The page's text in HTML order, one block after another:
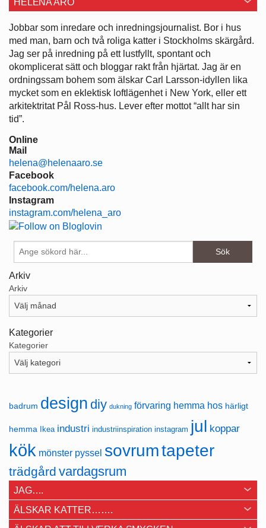
Jobbar som inredare och ­inredningsjournalist. Bor i hus
med man, barn och två roliga katter i ­Stockholms skärgård.
Jag ser på ­inredning på ett lustfyllt, spontant och
okomplicerat sätt och bloggar rakt från hjärtat. Jag är en
ordningssam bohem som älskar Carl Larsson-idyllen lika
mycket som en eklektisk loftlägenhet i New York, eller ett
arkitektritat Pål Ross-hus. Lever efter mottot “allt har sin
tid”.
Online
Mail
helena@helenaaro.se
Facebook
facebook.com/helena.aro
Instagram
instagram.com/helena_aro
Arkiv
Arkiv
Kategorier
Kategorier
badrum design diy dukning förvaring hemma hos härligt
hemma Ikea industri industriinspiration instagram jul koppar
kök mönster pyssel sovrumtapeter
trädgård vardagsrum
JAG….
ÄLSKAR KATTER…….